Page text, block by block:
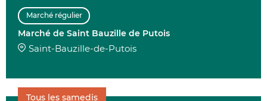
Marché régulier
Marché de Saint Bauzille de Putois
Saint-Bauzille-de-Putois
Tous les samedis